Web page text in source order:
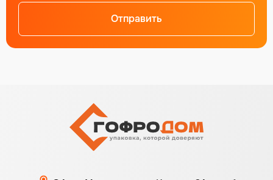
Отправить